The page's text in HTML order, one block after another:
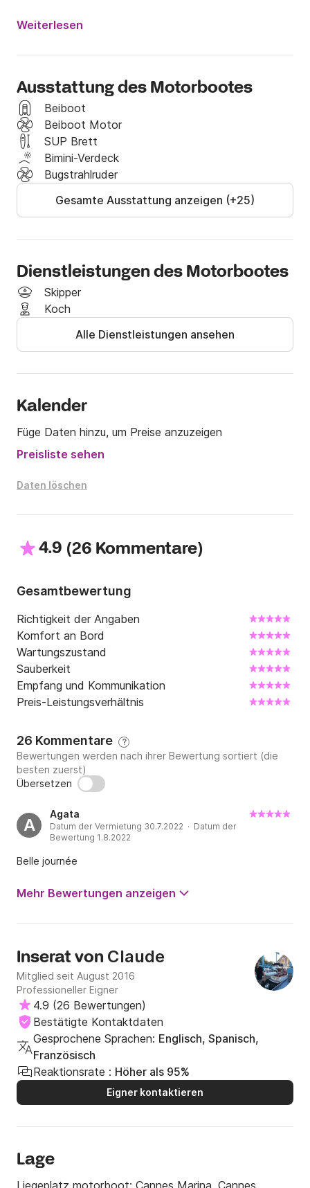
Quadratischer Tisch 6 Pers. + Küchentisch 4 Pers.
Eiswürfel
Bei kühlen Bedingungen sorgt die autonome
Innenraumheizung von Eberpasher
Preis inklusive Treibstoff für 2 Stunden Navigation,
Kapitänsservice.
Tanken (Mahlzeiten) und Alkohol auf Ihre Kosten.
Den Einkauf erledige ich bei Bedarf ganz nach Ihren
Südländische Gerichte, Aperitif zum Abendessen,
Anlegeplatz in der Bucht von Cannes, Alpes
Maritimes, nur einen Steinwurf von den Estérel- und
den Lérins-Inseln entfernt (möglicher Besuch der
Abtei von Lérins, Weinprobe durch die Mönche,
Anlegestelle für Restaurants und Spaziergänge)
Weiterlesen
Ausstattung des Motorbootes
Beiboot
Beiboot Motor
SUP Brett
Bimini-Verdeck
Bugstrahlruder
Gesamte Ausstattung anzeigen (+25)
Dienstleistungen des Motorbootes
Skipper
Koch
Alle Dienstleistungen ansehen
Kalender
Füge Daten hinzu, um Preise anzuzeigen
Preisliste sehen
Daten löschen
4.9 (26 Kommentare)
Gesamtbewertung
Richtigkeit der Angaben
Komfort an Bord
Wartungszustand
Sauberkeit
Empfang und Kommunikation
Preis-Leistungsverhältnis
26 Kommentare ?
Bewertungen werden nach ihrer Bewertung sortiert (die
besten zuerst)
Übersetzen
A
Agata
Datum der Vermietung 30.7.2022 · Datum der
Bewertung 1.8.2022
Belle journée
Mehr Bewertungen anzeigen
Inserat von Claude
Mitglied seit August 2016
Professioneller Eigner
4.9 (26 Bewertungen)
Bestätigte Kontaktdaten
Gesprochene Sprachen: Englisch, Spanisch,
Französisch
Reaktionsrate : Höher als 95%
Eigner kontaktieren
Lage